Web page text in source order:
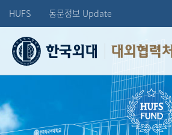
HUFS 동문정보 Update
대외협력처